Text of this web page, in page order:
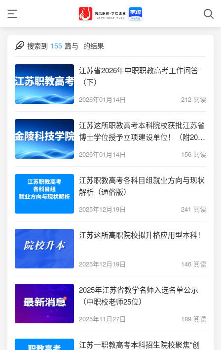
搜索到 155 篇与 的结果
江苏省2026年中职职教高考工作问答
（下）
2026年01月14日 212 阅读
江苏这所职教高考本科院校获批江苏省
博士学位授予立项建设单位！（附2025
2026年01月14日 156 阅读
江苏职教高考各科目组就业方向与现状
解析（通俗版）
2025年12月19日 241 阅读
江苏这所高职院校拟升格应用型本科！
2025年12月19日 146 阅读
2025年江苏省教学名师入选名单公示
（中职校老师25位）
2025年11月27日 189 阅读
江苏一职教高考本科招生院校聚焦“创